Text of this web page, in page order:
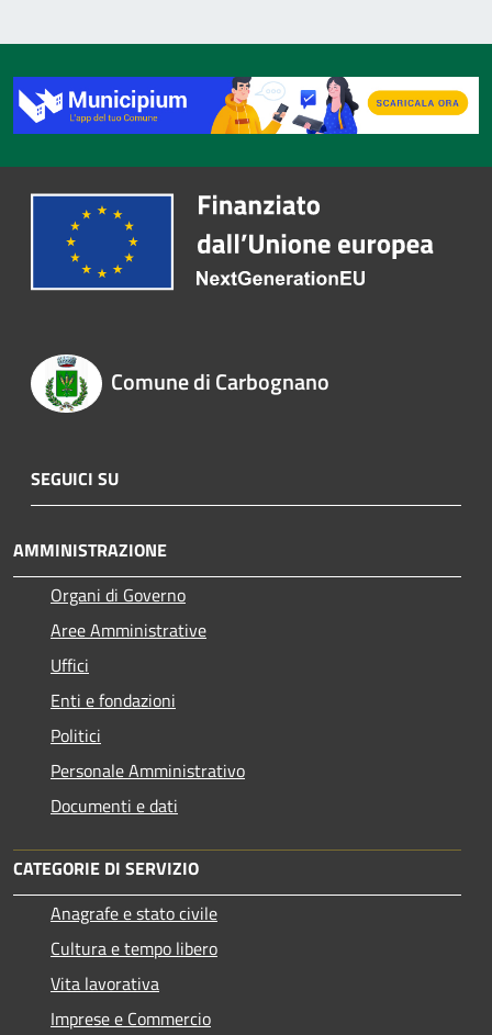
Comune di Carbognano
SEGUICI SU
AMMINISTRAZIONE
Organi di Governo
Aree Amministrative
Uffici
Enti e fondazioni
Politici
Personale Amministrativo
Documenti e dati
CATEGORIE DI SERVIZIO
Anagrafe e stato civile
Cultura e tempo libero
Vita lavorativa
Imprese e Commercio